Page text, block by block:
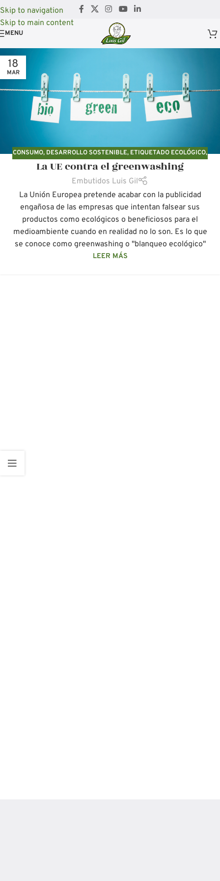
Skip to navigation
Skip to main content
MENU
18
MAR
CONSUMO, DESARROLLO SOSTENIBLE, ETIQUETADO ECOLÓGICO,
OBSOLENCIA PROGRAMADA,SIN CATEGORÍA,SOSTENIBLIDAD
La UE contra el greenwashing
Embutidos Luis Gil
La Unión Europea pretende acabar con la publicidad
engañosa de las empresas que intentan falsear sus
productos como ecológicos o beneficiosos para el
medioambiente cuando en realidad no lo son. Es lo que
se conoce como greenwashing o "blanqueo ecológico"
LEER MÁS